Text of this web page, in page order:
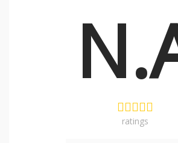
ratings